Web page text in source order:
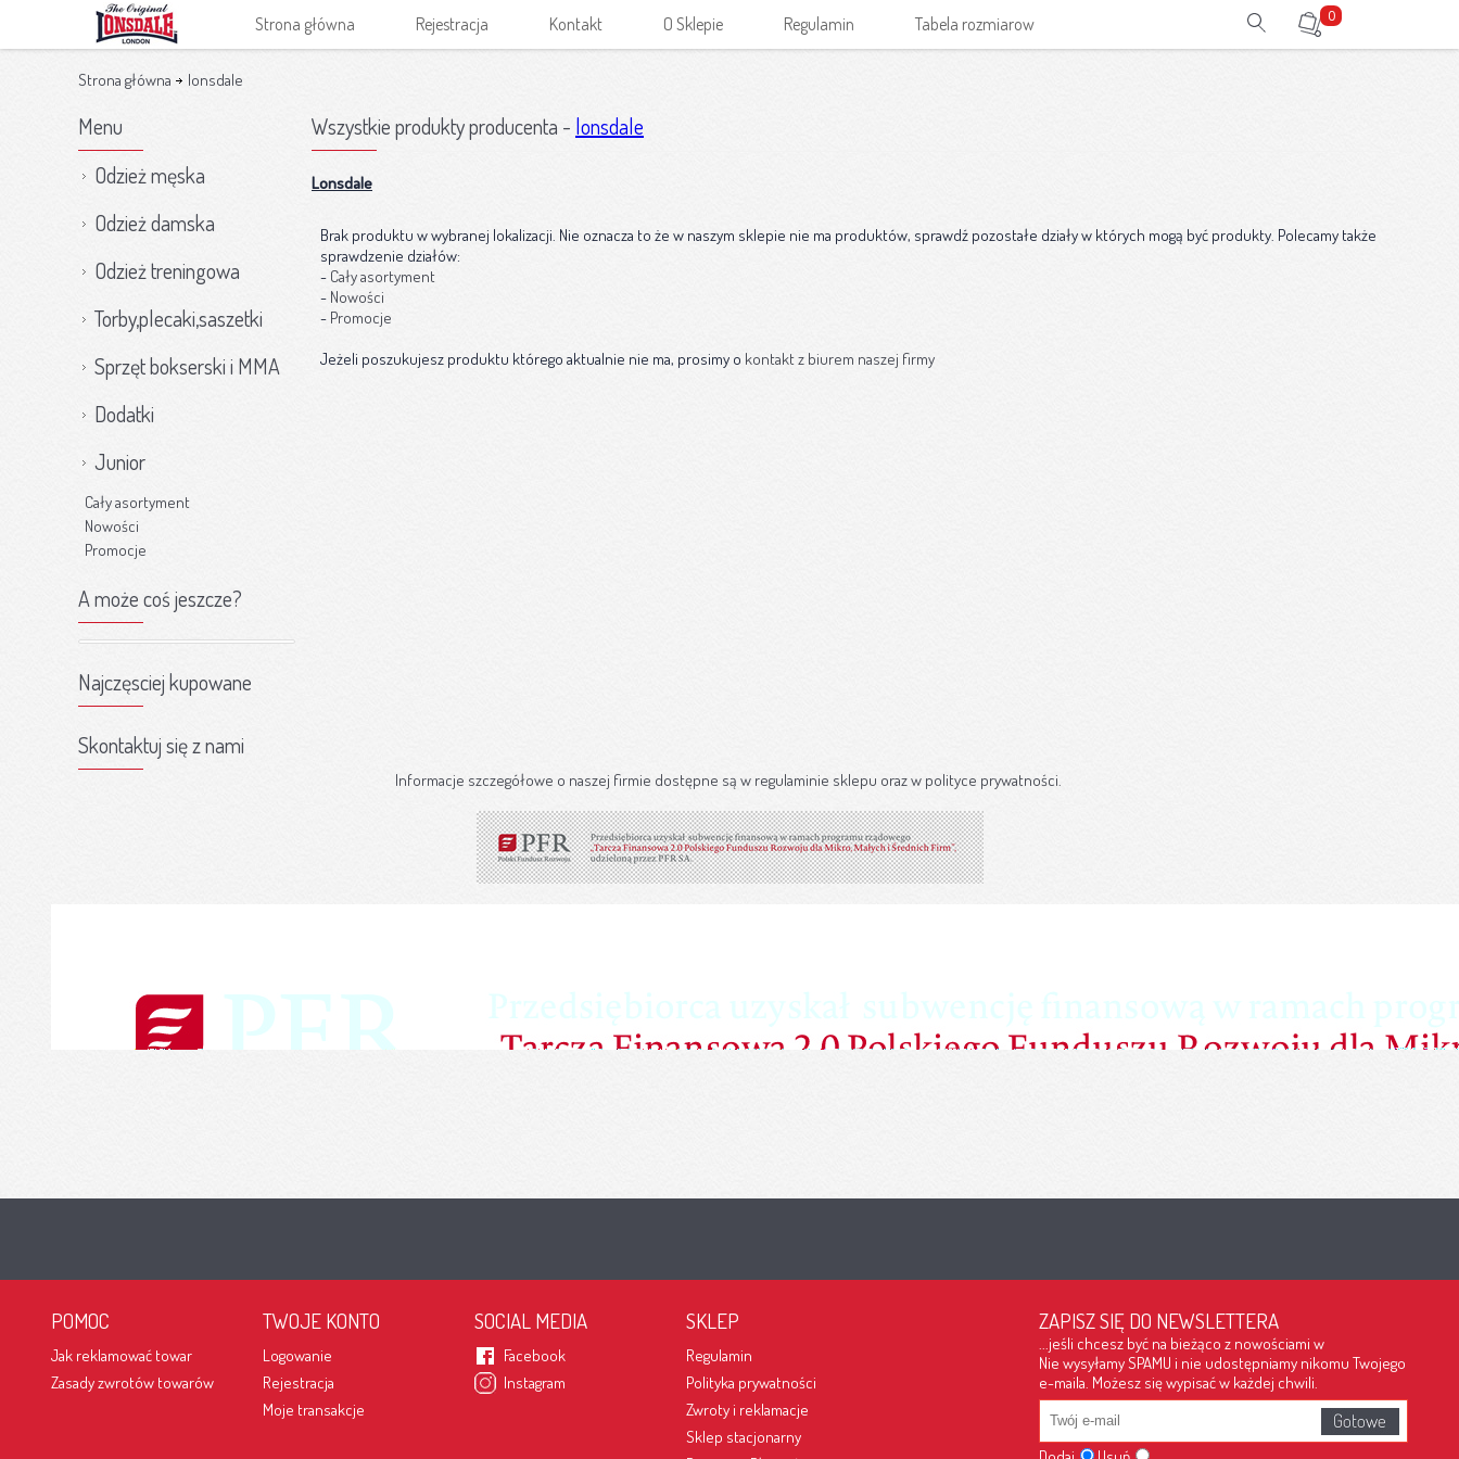
Strona główna Rejestracja Kontakt O Sklepie Regulamin
Tabela rozmiarow
0
Strona główna lonsdale
Menu
Odzież męska
Odzież damska
Odzież treningowa
Torby,plecaki,saszetki
Sprzęt bokserski i MMA
Dodatki
Junior
Cały asortyment
Nowości
Promocje
A może coś jeszcze?
Najczęsciej kupowane
Skontaktuj się z nami
Wszystkie produkty producenta - lonsdale
Lonsdale
Brak produktu w wybranej lokalizacji. Nie oznacza to że w naszym sklepie nie ma produktów, sprawdź pozostałe działy w których mogą być produkty. Polecamy także
sprawdzenie działów:
- Cały asortyment
- Nowości
- Promocje
Jeżeli poszukujesz produktu którego aktualnie nie ma, prosimy o kontakt z biurem naszej firmy
Informacje szczegółowe o naszej firmie dostępne są w regulaminie sklepu oraz w polityce prywatności.
POMOC
Jak reklamować towar
Zasady zwrotów towarów
TWOJE KONTO
Logowanie
Rejestracja
Moje transakcje
SOCIAL MEDIA
Facebook
Instagram
SKLEP
Regulamin
Polityka prywatności
Zwroty i reklamacje
Sklep stacjonarny
ZAPISZ SIĘ DO NEWSLETTERA
...jeśli chcesz być na bieżąco z nowościami w
Nie wysyłamy SPAMU i nie udostępniamy nikomu Twojego
e-maila. Możesz się wypisać w każdej chwili.